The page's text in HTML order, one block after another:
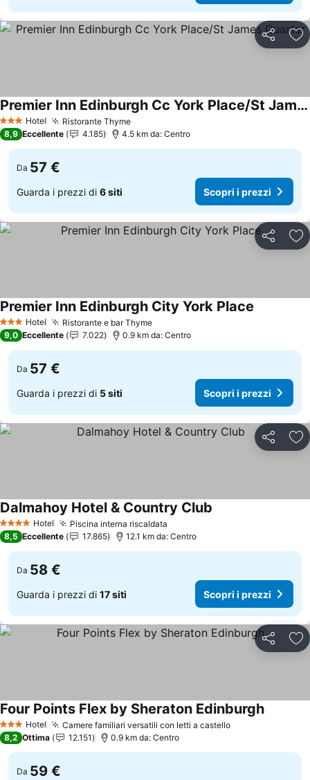
Condividi
3 StelleHotel Ristorante ThymeScopri i prezzi
Premier Inn Edinburgh Cc York Place/St James Quarter
Scopri i prezzi
8,9 Eccellente 4.185 4.5 km da: Centro
Da 57 €
Guarda i prezzi di 6 siti Scopri i prezzi
Condividi
3 StelleHotel Ristorante e bar ThymeScopri i prezzi
Premier Inn Edinburgh City York Place
9,0 Eccellente 7.022 0.9 km da: Centro
Da 57 €
Guarda i prezzi di 5 siti Scopri i prezzi
Condividi
4 Stelle Hotel Piscina interna riscaldata
Dalmahoy Hotel & Country Club
8,5 Eccellente 17.865 12.1 km da: Centro
Da 58 €
Guarda i prezzi di 17 siti Scopri i prezzi
Condividi
3 StelleHotel Camere familiari versatili con letti a castelloScopri i prezzi
Four Points Flex by Sheraton EdinburghScopri i
8,2 Ottima 12.151 0.9 km da: Centro
Da 59 €